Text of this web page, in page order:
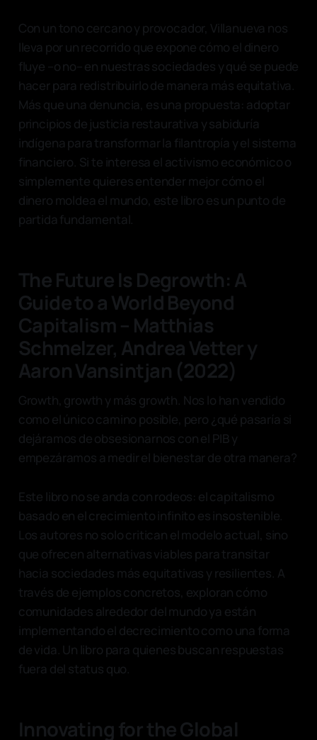
Con un tono cercano y provocador, Villanueva nos
lleva por un recorrido que expone cómo el dinero
fluye –o no– en nuestras sociedades y qué se puede
hacer para redistribuirlo de manera más equitativa.
Más que una denuncia, es una propuesta: adoptar
principios de justicia restaurativa y sabiduría
indígena para transformar la filantropía y el sistema
financiero. Si te interesa el activismo económico o
simplemente quieres entender mejor cómo el
dinero moldea el mundo, este libro es un punto de
partida fundamental.
The Future Is Degrowth: A
Guide to a World Beyond
Capitalism – Matthias
Schmelzer, Andrea Vetter y
Aaron Vansintjan (2022)
Growth, growth y más growth. Nos lo han vendido
como el único camino posible, pero ¿qué pasaría si
dejáramos de obsesionarnos con el PIB y
empezáramos a medir el bienestar de otra manera?
Este libro no se anda con rodeos: el capitalismo
basado en el crecimiento infinito es insostenible.
Los autores no solo critican el modelo actual, sino
que ofrecen alternativas viables para transitar
hacia sociedades más equitativas y resilientes. A
través de ejemplos concretos, exploran cómo
comunidades alrededor del mundo ya están
implementando el decrecimiento como una forma
de vida. Un libro para quienes buscan respuestas
fuera del status quo.
Innovating for the Global